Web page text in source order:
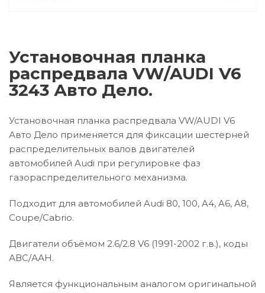
Установочная планка
распредвала VW/AUDI V6
3243 Авто Дело.
Установочная планка распредвала VW/AUDI V6
Авто Дело применяется для фиксации шестерней
распределительных валов двигателей
автомобилей Audi при регулировке фаз
газораспределительного механизма.
Подходит для автомобилей Audi 80, 100, A4, A6, A8,
Coupe/Cabrio.
Двигатели объёмом 2.6/2.8 V6 (1991-2002 г.в.), коды
АВС/ААН.
Является функциональным аналогом оригинальной